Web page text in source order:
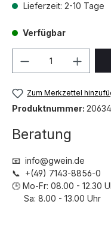
Lieferzeit: 2-10 Tage
Verfügbar
Produkt
Zum Merkzettel
Produktnummer:
Beratung
📧 info@gwein.de
📞 +(49) 7143-8856-0
🕒 Mo-Fr: 08.00 - 12.30
Sa: 8.00 - 13.00 Uhr